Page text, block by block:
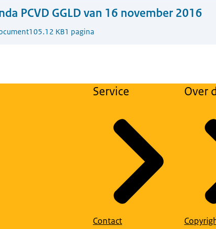
PCVD GGLD van 16 november 2016
105.12 KB1 pagina
Service
Contact
Over